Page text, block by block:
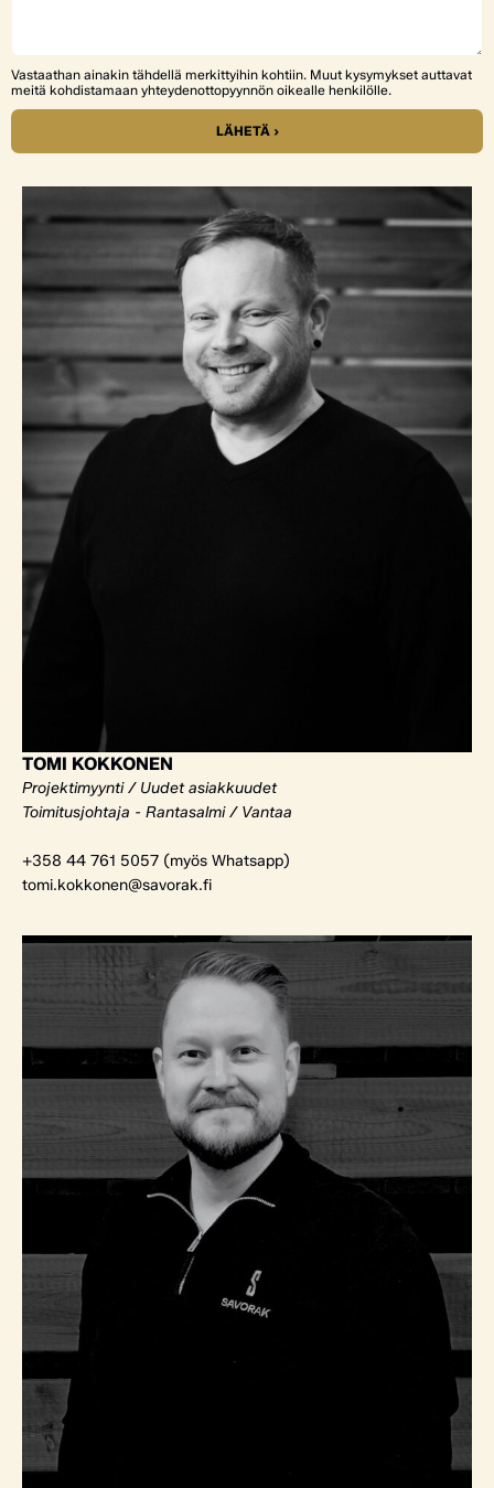
Vastaathan ainakin tähdellä merkittyihin kohtiin. Muut kysymykset auttavat
meitä kohdistamaan yhteydenottopyynnön oikealle henkilölle.
LÄHETÄ ›
TOMI KOKKONEN
Projektimyynti / Uudet asiakkuudet
Toimitusjohtaja - Rantasalmi / Vantaa
+358 44 761 5057 (myös Whatsapp)
tomi.kokkonen@savorak.fi